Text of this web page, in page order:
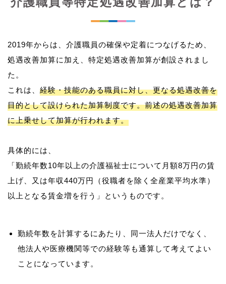
2019年からは、介護職員の確保や定着につなげるため、
処遇改善加算に加え、特定処遇改善加算が創設されまし
た。
これは、 経験・技能のある職員に対し、更なる処遇改善を
目的として設けられた加算制度です。前述の処遇改善加算
に上乗せして加算が行われます。
具体的には、
「勤続年数10年以上の介護福祉士について月額8万円の賃
上げ、又は年収440万円（役職者を除く全産業平均水準）
勤続年数を計算するにあたり、同一法人だけでなく、
他法人や医療機関等での経験等も通算して考えてよい
ことになっています。